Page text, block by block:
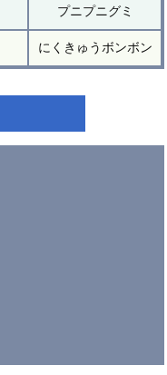
プニプニグミ
にくきゅうボンボン